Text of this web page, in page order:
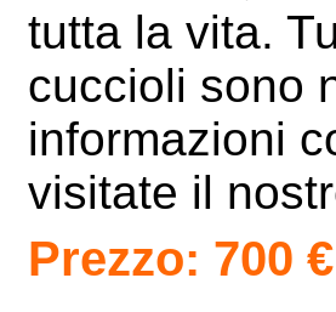
tutta la vita.
cuccioli sono
informazioni
visitate il
Prezzo: 700 €